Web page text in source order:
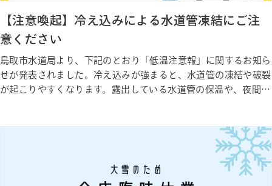
【注意喚起】冷え込みによる水道管凍結にご注
意ください
鳥取市水道局より、下記のとおり「低温注意報」に関するお知ら
せが発表されました。冷え込みが強まると、水道管の凍結や破裂
が起こりやすくなります。露出している水道管の保温や、夜間の